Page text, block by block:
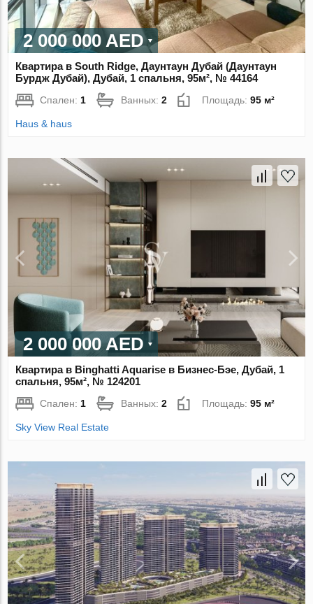
2 000 000 AED
Квартира в South Ridge, Даунтаун Дубай (Даунтаун
Бурдж Дубай), Дубай, 1 спальня, 95м², № 44164
Спален: 1 Ванных:2 Площадь:95 м²
Haus & haus
2 000 000 AED
Квартира в Binghatti Aquarise в Бизнес-Бэе, Дубай, 1
спальня, 95м², № 124201
Спален: 1 Ванных:2 Площадь:95 м²
Sky View Real Estate